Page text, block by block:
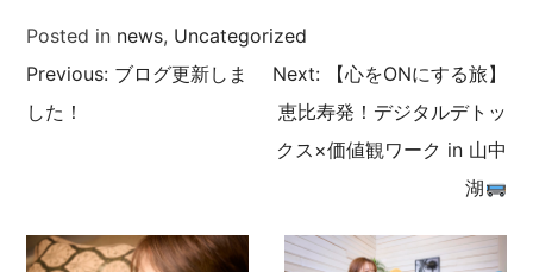
Posted in news, Uncategorized
投
ビ
Previous: ブログ更新しま
した！
Next:
【心をONにする旅】
恵比寿発！デジタルデトッ
クス×価値観ワーク in 山中
湖